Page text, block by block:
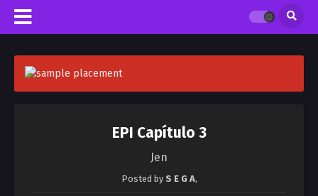
EPI Capítulo 3
Jen
Posted by S E G A,